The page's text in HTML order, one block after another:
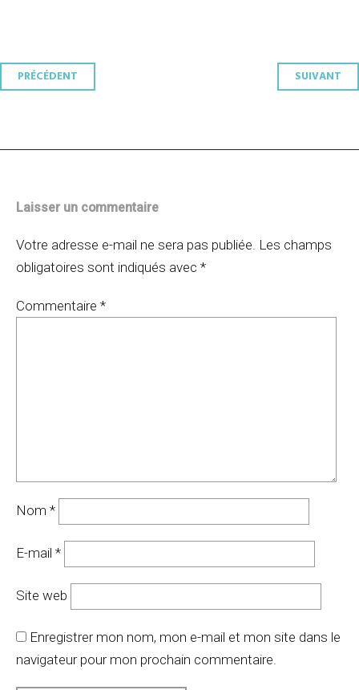
Navigation
PRÉCÉDENT SUIVANT
Laisser un commentaire
Votre adresse e-mail ne sera pas publiée. Les champs
obligatoires sont indiqués avec *
Commentaire *
Nom *
E-mail *
Site web
Enregistrer mon nom, mon e-mail et mon site dans le
navigateur pour mon prochain commentaire.